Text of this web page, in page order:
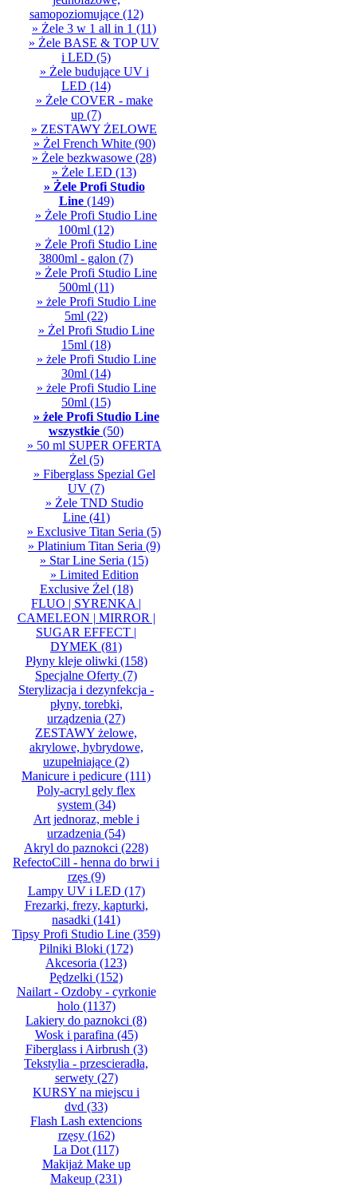
samopoziomujące(12)
» Żele 3 w 1 all in 1 (11)
» Żele BASE & TOP UV
i LED (5)
» Żele budujące UV i
LED (14)
» Żele COVER - make
up (7)
» ZESTAWY ŻELOWE
» Żel French White(90)
» Żele bezkwasowe (28)
» Żele LED (13)
» Żele Profi Studio
Line(149)
» Żele Profi Studio Line
100ml (12)
» Żele Profi Studio Line
3800ml - galon (7)
» Żele Profi Studio Line
500ml (11)
» żele Profi Studio Line
5ml (22)
» Żel Profi Studio Line
15ml (18)
» żele Profi Studio Line
30ml (14)
» żele Profi Studio Line
50ml (15)
» żele Profi Studio Line
wszystkie (50)
» 50 ml SUPER OFERTA
Żel (5)
» Fiberglass Spezial Gel
UV (7)
» Żele TND Studio
Line(41)
» Exclusive Titan Seria (5)
» Platinium Titan Seria (9)
» Star Line Seria (15)
» Limited Edition
Exclusive Żel (18)
FLUO | SYRENKA |
CAMELEON | MIRROR |
SUGAR EFFECT |
DYMEK (81)
Płyny kleje oliwki (158)
Specjalne Oferty (7)
Sterylizacja i dezynfekcja -
płyny, torebki,
urządzenia (27)
ZESTAWY żelowe,
akrylowe, hybrydowe,
uzupełniające (2)
Manicure i pedicure (111)
Poly-acryl gely flex
system(34)
Art jednoraz, meble i
urzadzenia (54)
Akryl do paznokci (228)
RefectoCill - henna do brwi i
rzęs(9)
Lampy UV i LED (17)
Frezarki, frezy, kapturki,
nasadki (141)
Tipsy Profi Studio Line (359)
Pilniki Bloki (172)
Akcesoria (123)
Pędzelki (152)
Nailart - Ozdoby - cyrkonie
holo(1137)
Lakiery do paznokci (8)
Wosk i parafina (45)
Fiberglass i Airbrush (3)
Tekstylia - przescieradła,
serwety(27)
KURSY na miejscu i
dvd (33)
Flash Lash extencions
rzęsy(162)
La Dot (117)
Makijaż Make up
Makeup (231)